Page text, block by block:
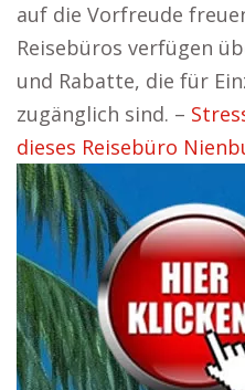
auf die Vorfreude
Reisebüros verfügen
und Rabatte, die für
zugänglich sind. –
dieses Reisebüro